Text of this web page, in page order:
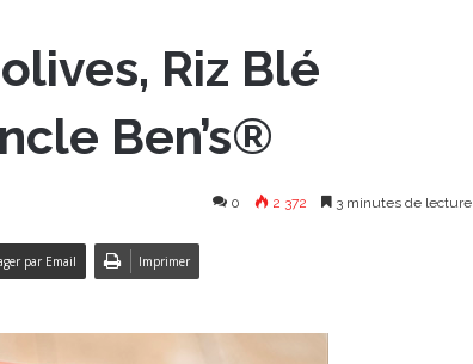
Riz Blé
Ben’s®
0 2 372 3 minutes de lecture
par Email Imprimer